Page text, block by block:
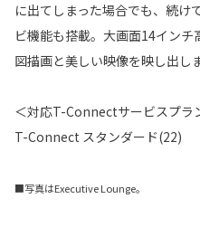
に出てしまった場合でも、続け
ビ機能も搭載。大画面14イン
図描画と美しい映像を映し出しま
＜対応T-Connectサービスプラ
T-Connect スタンダード(22)
■写真はExecutive Lounge。